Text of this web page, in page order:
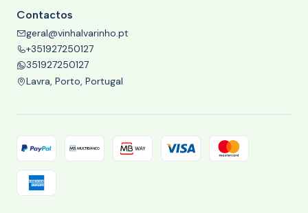
Contactos
geral@vinhalvarinho.pt
+351927250127
351927250127
Lavra, Porto, Portugal